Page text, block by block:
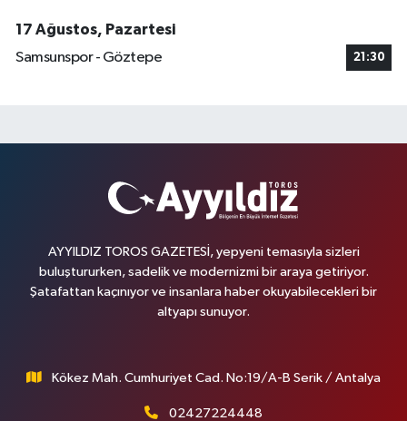
17 Ağustos, Pazartesi
Samsunspor - Göztepe
21:30
AYYILDIZ TOROS GAZETESİ, yepyeni temasıyla sizleri
buluştururken, sadelik ve modernizmi bir araya getiriyor.
Şatafattan kaçınıyor ve insanlara haber okuyabilecekleri bir
altyapı sunuyor.
Kökez Mah. Cumhuriyet Cad. No:19/A-B Serik / Antalya
02427224448